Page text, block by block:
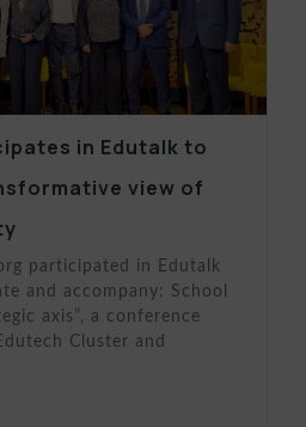
in Edutalk to
view of
participated in Edutalk
and accompany: School
axis”, a conference
Cluster and